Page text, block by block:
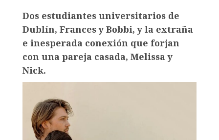
Dos estudiantes universitarios de
Dublín, Frances y Bobbi, y la extraña
e inesperada conexión que forjan
con una pareja casada, Melissa y
Nick.